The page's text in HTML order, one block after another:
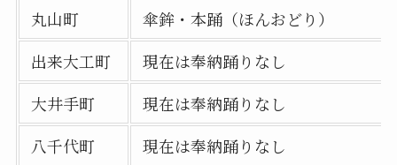
丸山町
傘鉾・本踊（ほんおどり）
出来大工町
現在は奉納踊りなし
大井手町
現在は奉納踊りなし
八千代町
現在は奉納踊りなし